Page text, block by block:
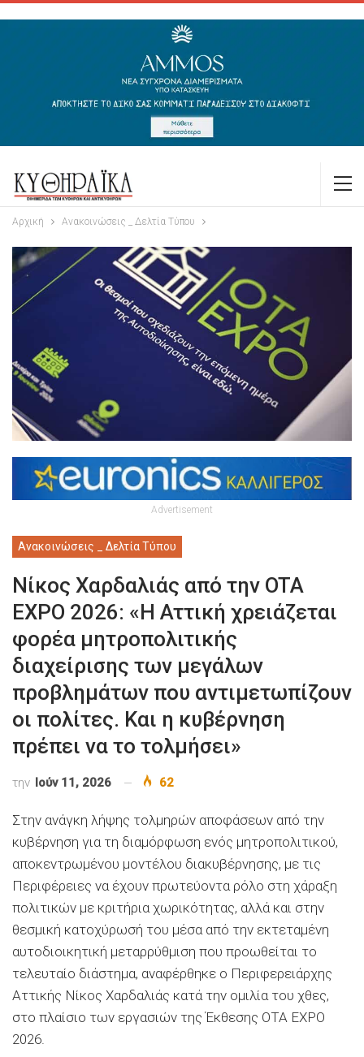
Αρχική Ανακοινώσεις _ Δελτία Τύπου
Advertisement
Ανακοινώσεις _ Δελτία Τύπου
Νίκος Χαρδαλιάς από την OTA
EXPO 2026: «Η Αττική χρειάζεται
φορέα μητροπολιτικής
διαχείρισης των μεγάλων
προβλημάτων που αντιμετωπίζουν
οι πολίτες. Και η κυβέρνηση
πρέπει να το τολμήσει»
την Ιούν 11, 2026 62
Στην ανάγκη λήψης τολμηρών αποφάσεων από την
κυβέρνηση για τη διαμόρφωση ενός μητροπολιτικού,
αποκεντρωμένου μοντέλου διακυβέρνησης, με τις
Περιφέρειες να έχουν πρωτεύοντα ρόλο στη χάραξη
πολιτικών με κριτήρια χωρικότητας, αλλά και στην
θεσμική κατοχύρωσή του μέσα από την εκτεταμένη
αυτοδιοικητική μεταρρύθμιση που προωθείται το
τελευταίο διάστημα, αναφέρθηκε ο Περιφερειάρχης
Αττικής Νίκος Χαρδαλιάς κατά την ομιλία του χθες,
στο πλαίσιο των εργασιών της Έκθεσης ΟΤΑ EXPO
2026.